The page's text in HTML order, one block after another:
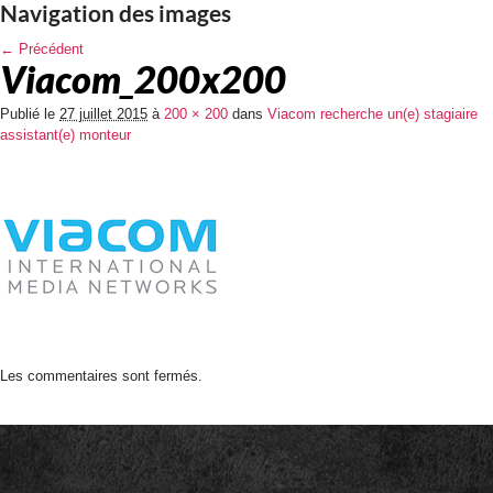
Navigation des images
← Précédent
Viacom_200x200
Publié le 27 juillet 2015 à 200 × 200 dans Viacom recherche un(e) stagiaire
assistant(e) monteur
Les commentaires sont fermés.